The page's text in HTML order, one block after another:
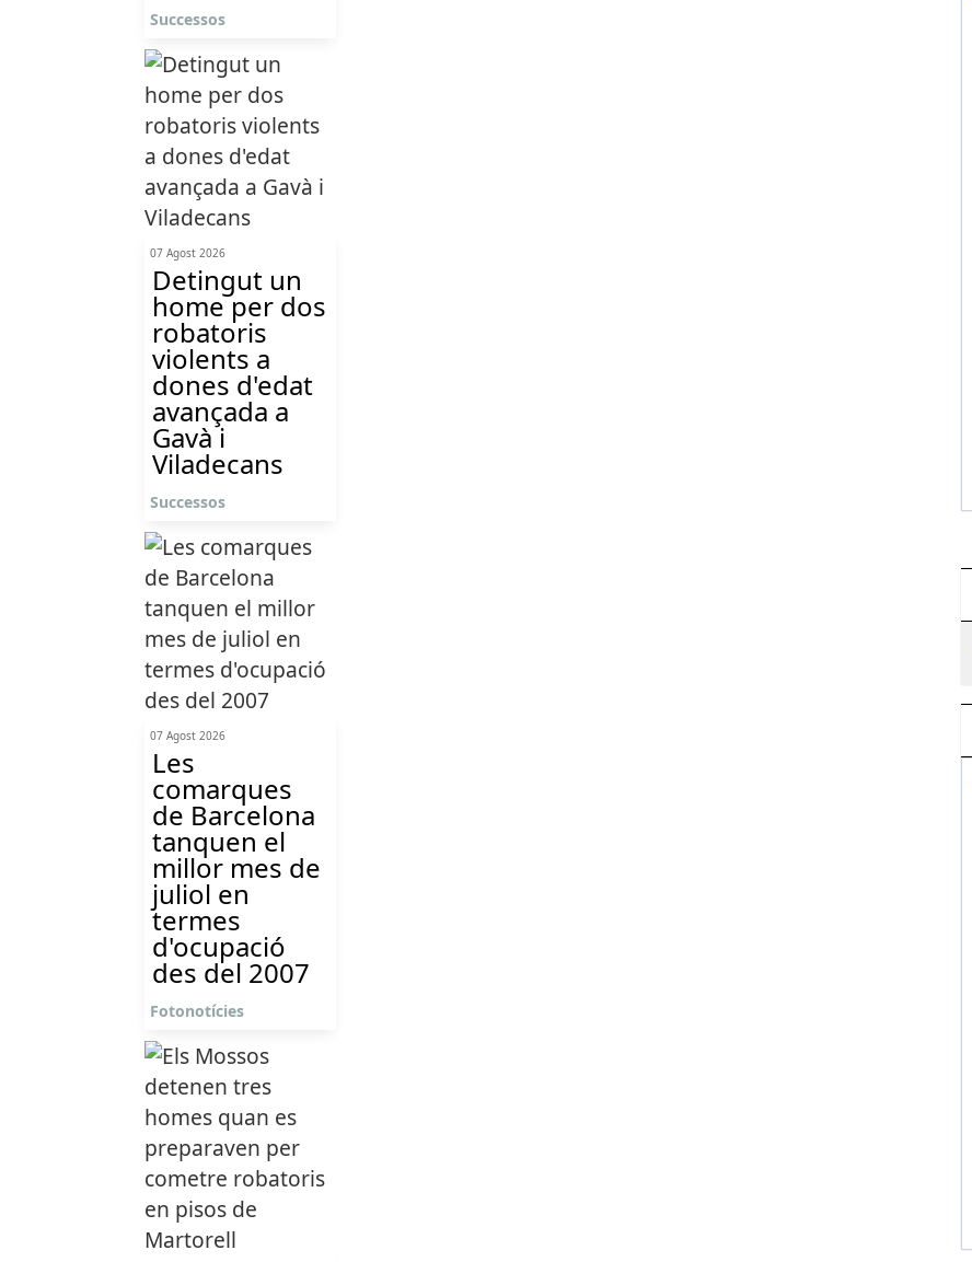
Successos
07 Agost 2026
Detingut un
home per dos
robatoris
violents a
dones d'edat
avançada a
Gavà i
Viladecans
Successos
07 Agost 2026
Les
comarques
de Barcelona
tanquen el
millor mes de
juliol en
termes
d'ocupació
des del 2007
Fotonotícies